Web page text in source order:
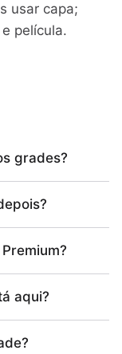
usar capa;
película.
grades?
aqui?